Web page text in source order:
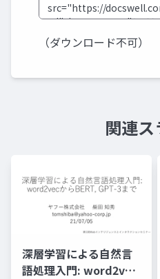
（ダウンロード不可）
関連ス
深層学習による自然言
語処理入門: word2vec